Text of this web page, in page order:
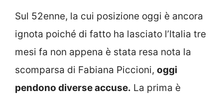
Sul 52enne, la cui posizione oggi è ancora
ignota poiché di fatto ha lasciato l’Italia tre
mesi fa non appena è stata resa nota la
scomparsa di Fabiana Piccioni, oggi
pendono diverse accuse. La prima è